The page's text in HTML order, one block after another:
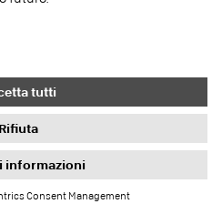
dati
generali Newsletter